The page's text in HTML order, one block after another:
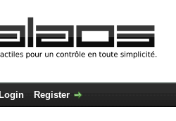
Login Register